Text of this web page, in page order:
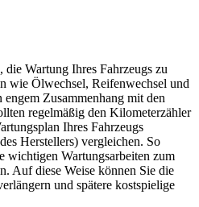
Wartung Ihres Fahrzeugs zu
wie Ölwechsel, Reifenwechsel und
Zusammenhang mit den
regelmäßig den Kilometerzähler
Ihres Fahrzeugs
Herstellers) vergleichen. So
wichtigen Wartungsarbeiten zum
Auf diese Weise können Sie die
und spätere kostspielige